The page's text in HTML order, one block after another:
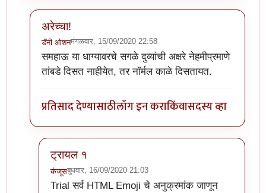
अरेच्चा!
डॅनी ओशनमंगळवार, 15/09/2020 22:58
In reply toअर्रे व्वा ! byडॅनी ओशन
समहाऊ या धाग्यावरचे सगळे दुव्यांची अक्षरे नेहमीप्रमाणे
तांबडे दिसत नाहीयेत, तर नॉर्मल काळे दिसतायत.
प्रतिसाद देण्यासाठीलॉग इन कराकिंवासदस्य व्हा
ट्रायल १
कंजूसबुधवार, 16/09/2020 21:03
In reply toअरेच्चा!by डॅनी ओशन
Trialसर्व HTML Emoji चे अनुक्रमांक जाणून